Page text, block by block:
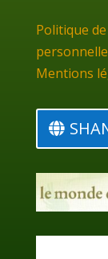
Politique
Mentions